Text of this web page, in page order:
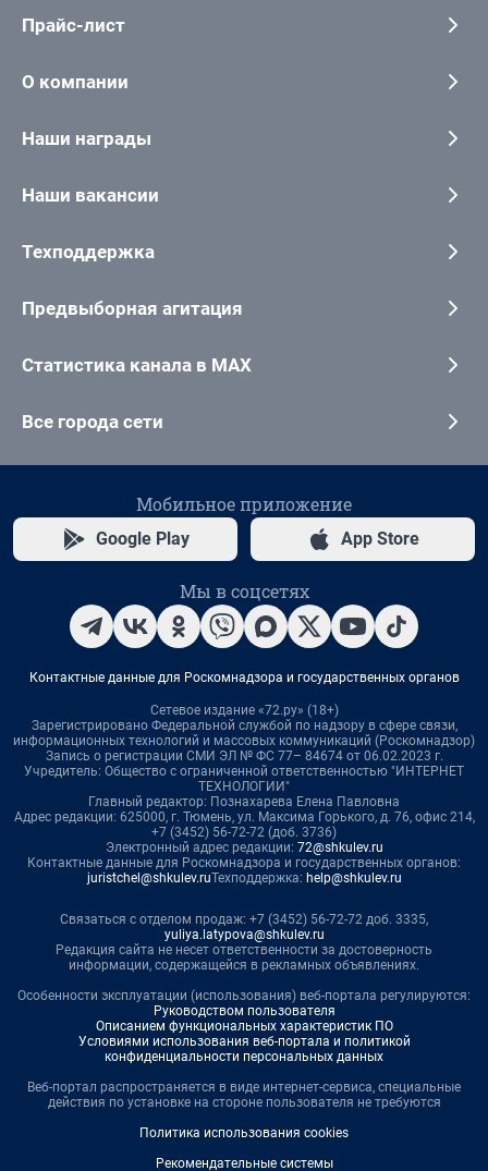
Прайс-лист
О компании
Наши награды
Наши вакансии
Техподдержка
Предвыборная агитация
Статистика канала в MAX
Все города сети
Мобильное приложение
Google Play App Store
Мы в соцсетях
Контактные данные для Роскомнадзора и государственных органов
Сетевое издание «72.ру» (18+)
Зарегистрировано Федеральной службой по надзору в сфере связи,
информационных технологий и массовых коммуникаций (Роскомнадзор)
Запись о регистрации СМИ ЭЛ № ФС 77– 84674 от 06.02.2023 г.
Учредитель: Общество с ограниченной ответственностью "ИНТЕРНЕТ
ТЕХНОЛОГИИ"
Главный редактор: Познахарева Елена Павловна
Адрес редакции: 625000, г. Тюмень, ул. Максима Горького, д. 76, офис 214,
+7 (3452) 56-72-72 (доб. 3736)
Электронный адрес редакции: 72@shkulev.ru
Контактные данные для Роскомнадзора и государственных органов:
juristchel@shkulev.ruТехподдержка: help@shkulev.ru
Связаться с отделом продаж: +7 (3452) 56-72-72 доб. 3335,
yuliya.latypova@shkulev.ru
Редакция сайта не несет ответственности за достоверность
информации, содержащейся в рекламных объявлениях.
Особенности эксплуатации (использования) веб-портала регулируются:
Руководством пользователя
Описанием функциональных характеристик ПО
Условиями использования веб-портала и политикой
конфиденциальности персональных данных
Веб-портал распространяется в виде интернет-сервиса, специальные
действия по установке на стороне пользователя не требуются
Политика использования cookies
Рекомендательные системы